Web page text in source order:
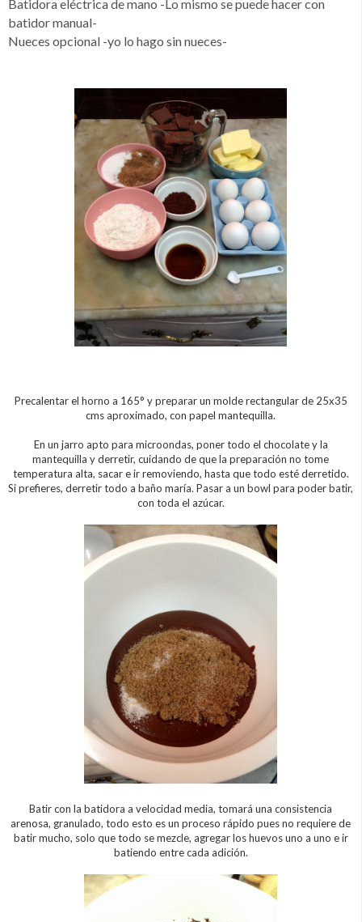
Batidora eléctrica de mano -Lo mismo se puede hacer con
batidor manual-
Nueces opcional -yo lo hago sin nueces-
Precalentar el horno a 165° y preparar un molde rectangular de 25x35
cms aproximado, con papel mantequilla.
En un jarro apto para microondas, poner todo el chocolate y la
mantequilla y derretir, cuidando de que la preparación no tome
temperatura alta, sacar e ir removiendo, hasta que todo esté derretido.
Si prefieres, derretir todo a baño maría. Pasar a un bowl para poder batir,
con toda el azúcar.
Batir con la batidora a velocidad media, tomará una consistencia
arenosa, granulado, todo esto es un proceso rápido pues no requiere de
batir mucho, solo que todo se mezcle, agregar los huevos uno a uno e ir
batiendo entre cada adición.